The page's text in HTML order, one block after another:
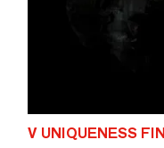
V UNIQUENESS